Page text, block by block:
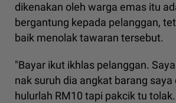
dikenakan oleh warga emas itu
bergantung kepada pelanggan,
baik menolak tawaran tersebut.
"Bayar ikut ikhlas pelanggan.
nak suruh dia angkat barang saya
hulurlah RM10 tapi pakcik tu tolak.